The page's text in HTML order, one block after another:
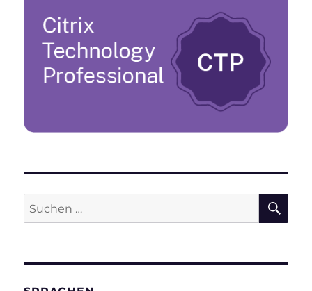
Suchen
nach: